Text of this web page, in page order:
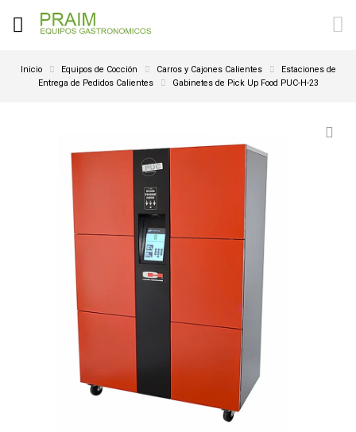
Inicio Equipos de Cocción Carros y Cajones Calientes
Estaciones de
Entrega de Pedidos Calientes
Gabinetes de Pick Up Food PUC-H-23